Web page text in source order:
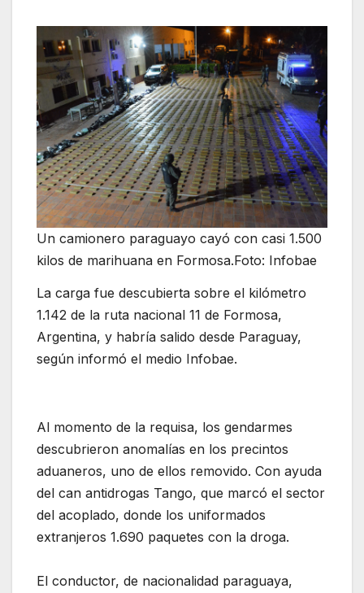
Un camionero paraguayo cayó con casi 1.500
kilos de marihuana en Formosa.Foto: Infobae
La carga fue descubierta sobre el kilómetro
1.142 de la ruta nacional 11 de Formosa,
Argentina, y habría salido desde Paraguay,
según informó el medio Infobae.
Al momento de la requisa, los gendarmes
descubrieron anomalías en los precintos
aduaneros, uno de ellos removido. Con ayuda
del can antidrogas Tango, que marcó el sector
del acoplado, donde los uniformados
extranjeros 1.690 paquetes con la droga.
El conductor, de nacionalidad paraguaya,